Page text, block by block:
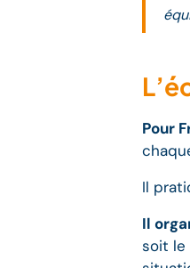
Pour
Il
Il
soit le